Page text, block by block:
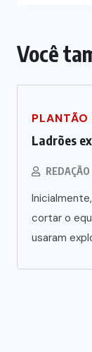
Você
Ladrões
REDAÇÃO
cortar o
usaram